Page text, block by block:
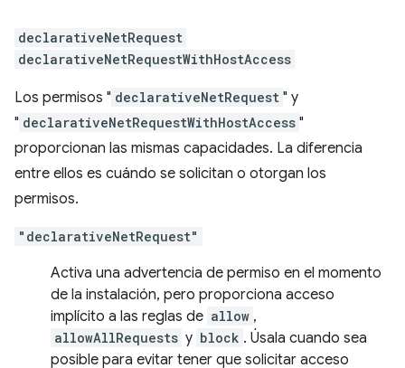
declarativeNetRequest
declarativeNetRequestWithHostAccess
Los permisos " declarativeNetRequest " y
" declarativeNetRequestWithHostAccess "
proporcionan las mismas capacidades. La diferencia
entre ellos es cuándo se solicitan o otorgan los
permisos.
"declarativeNetRequest"
Activa una advertencia de permiso en el momento
de la instalación, pero proporciona acceso
implícito a las reglas de allow ,
allowAllRequests y block . Úsala cuando sea
posible para evitar tener que solicitar acceso